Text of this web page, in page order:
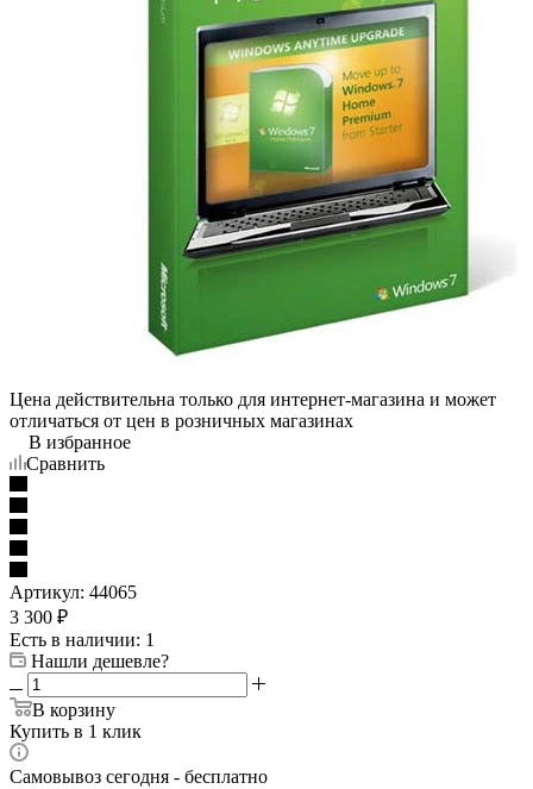
Цена действительна только для интернет-магазина и может
отличаться от цен в розничных магазинах
В избранное
Сравнить
Артикул: 44065
3 300 ₽
Есть в наличии: 1
Нашли дешевле?
В корзину
Купить в 1 клик
Самовывоз сегодня - бесплатно